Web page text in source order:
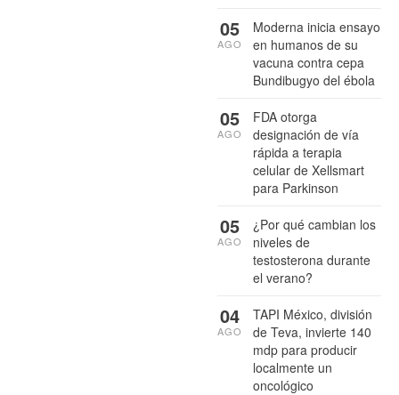
Moderna inicia ensayo
en humanos de su
vacuna contra cepa
Bundibugyo del ébola
05
AGO
FDA otorga
designación de vía
rápida a terapia
celular de Xellsmart
para Parkinson
05
AGO
¿Por qué cambian los
niveles de
testosterona durante
el verano?
05
AGO
TAPI México, división
de Teva, invierte 140
mdp para producir
localmente un
oncológico
04
AGO